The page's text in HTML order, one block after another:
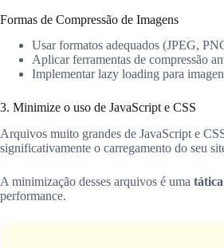
Formas de Compressão de Imagens
Usar formatos adequados (JPEG,
Aplicar ferramentas de compressão
Implementar lazy loading para
3. Minimize o uso de JavaScript e CSS
Arquivos muito grandes de JavaScript e
significativamente o carregamento do seu
A minimização desses arquivos é uma
performance.